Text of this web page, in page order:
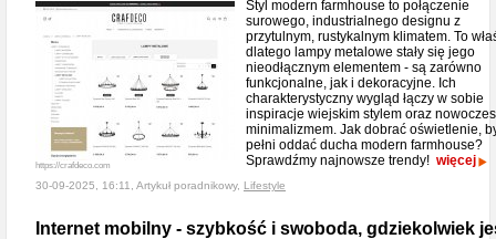
https://crafdeco.com
Styl modern farmhouse to połączenie
surowego, industrialnego designu z
przytulnym, rustykalnym klimatem. To
dlatego lampy metalowe stały się jego
nieodłącznym elementem - są zarówno
funkcjonalne, jak i dekoracyjne. Ich
charakterystyczny wygląd łączy w sobie
inspiracje wiejskim stylem oraz
minimalizmem. Jak dobrać oświetlenie,
pełni oddać ducha modern farmhouse?
Sprawdźmy najnowsze trendy! więcej
30-09-2025, 16:11, Artykuł poradnikowy, Lifestyle
Internet mobilny - szybkość i swoboda, gdziekolwiek